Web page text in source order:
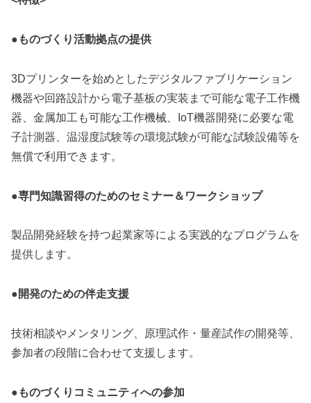
●ものづくり活動拠点の提供
3Dプリンターを始めとしたデジタルファブリケーション
機器や回路設計から電子基板の実装まで可能な電子工作機
器、金属加工も可能な工作機械、IoT機器開発に必要な電
子計測器、温湿度試験等の環境試験が可能な試験設備等を
無償で利用できます。
●専門知識習得のためのセミナー＆ワークショップ
製品開発経験を持つ起業家等による実践的なプログラムを
提供します。
●開発のための伴走支援
技術相談やメンタリング、原理試作・量産試作の開発等、
参加者の段階に合わせて支援します。
●ものづくりコミュニティへの参加